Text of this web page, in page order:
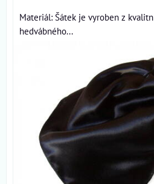
Materiál: Šátek je vyroben z
hedvábného...